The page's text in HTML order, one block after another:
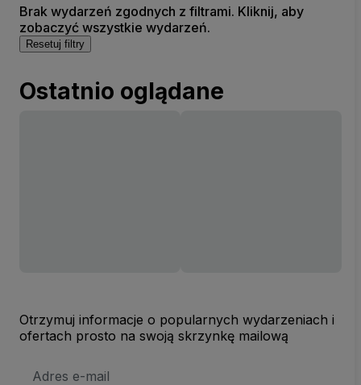
Brak wydarzeń zgodnych z filtrami. Kliknij, aby
zobaczyć wszystkie wydarzeń.
Resetuj filtry
Ostatnio oglądane
Otrzymuj informacje o popularnych wydarzeniach i
ofertach prosto na swoją skrzynkę mailową
e-